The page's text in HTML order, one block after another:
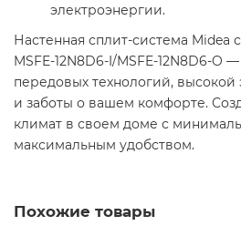
электроэнергии.​
Настенная сплит-система Midea
MSFE-12N8D6-I/MSFE-12N8D6-O
передовых технологий,
и заботы о вашем комфорте.
климат в своем доме с
максимальным удобством.​
Похожие товары